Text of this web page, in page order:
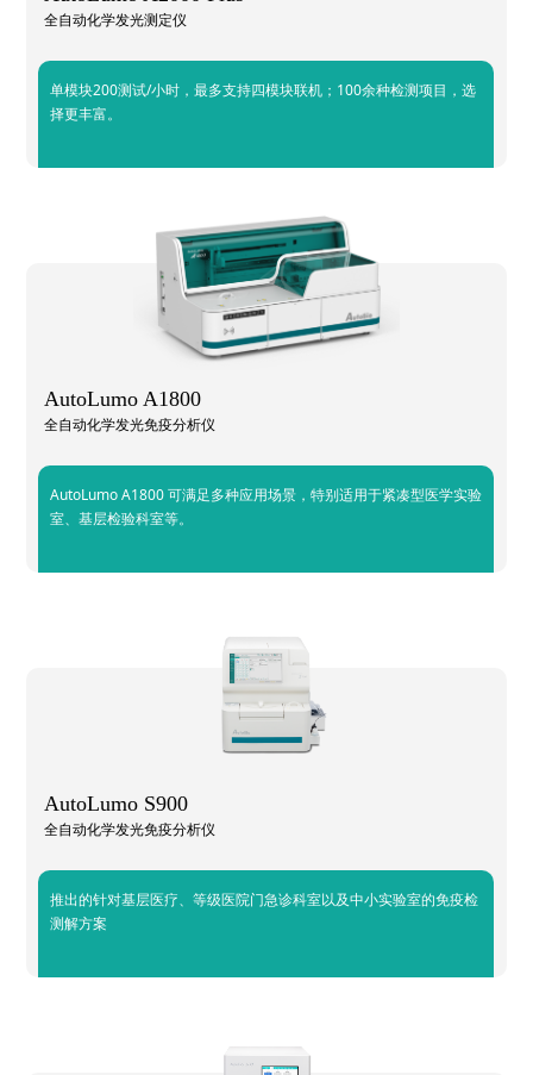
全自动化学发光测定仪
单模块200测试/小时，最多支持四模块联机；100余种检测项目，选
择更丰富。
AutoLumo A1800
全自动化学发光免疫分析仪
AutoLumo A1800 可满足多种应用场景，特别适用于紧凑型医学实验
室、基层检验科室等。
AutoLumo S900
全自动化学发光免疫分析仪
推出的针对基层医疗、等级医院门急诊科室以及中小实验室的免疫检
测解方案